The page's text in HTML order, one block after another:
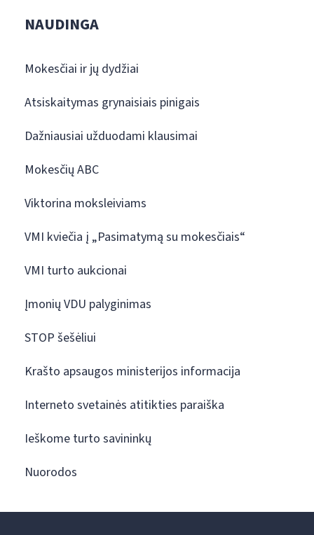
NAUDINGA
Mokesčiai ir jų dydžiai
Atsiskaitymas grynaisiais pinigais
Dažniausiai užduodami klausimai
Mokesčių ABC
Viktorina moksleiviams
VMI kviečia į „Pasimatymą su mokesčiais“
VMI turto aukcionai
Įmonių VDU palyginimas
STOP šešėliui
Krašto apsaugos ministerijos informacija
Interneto svetainės atitikties paraiška
Ieškome turto savininkų
Nuorodos